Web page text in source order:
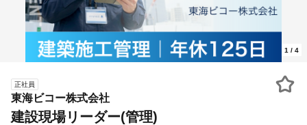
1 / 4
正社員
東海ビコー株式会社
建設現場リーダー(管理)